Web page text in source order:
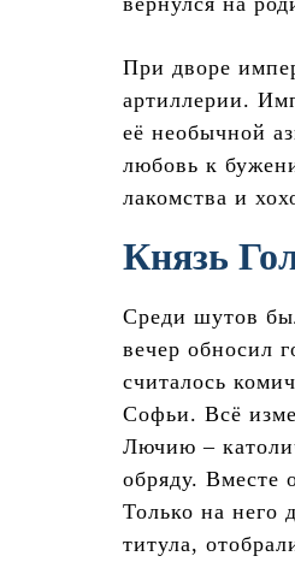
При дворе
артиллерии.
её необычной
любовь к
лакомства и
Князь
Среди шутов
вечер обносил
считалось
Софьи. Всё
Лючию –
обряду. Вместе
Только на него
титула,